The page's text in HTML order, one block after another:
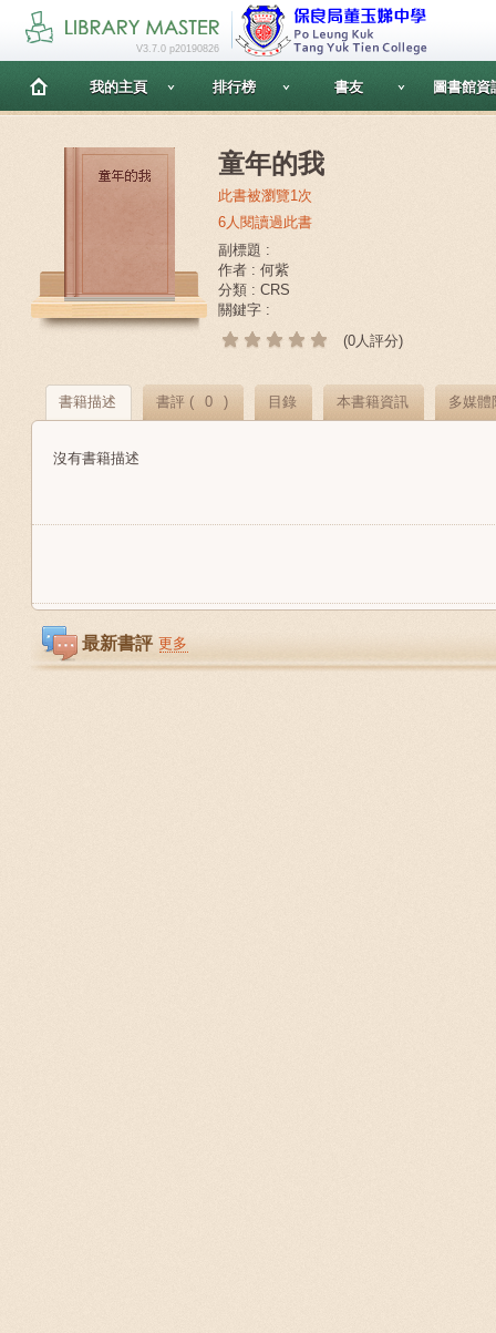
V3.7.0 p20190826
我的主頁 排行榜 書友 圖書館資
童年的我
此書被瀏覽1次
6人閱讀過此書
副標題 :
作者 : 何紫
分類 : CRS
關鍵字 :
(0人評分)
書籍描述 書評 ( 0 ) 目錄 本書籍資訊 多媒體
沒有書籍描述
最新書評 更多